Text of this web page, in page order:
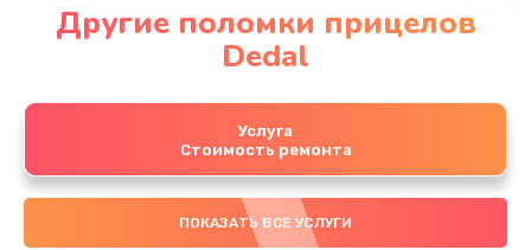
Другие поломки прицелов
Dedal
Услуга
Стоимость ремонта
ПОКАЗАТЬ ВСЕ УСЛУГИ